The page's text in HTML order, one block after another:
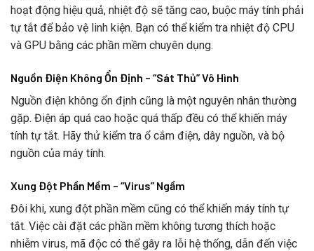
hoạt động hiệu quả, nhiệt độ sẽ tăng cao, buộc máy tính phải
tự tắt để bảo vệ linh kiện. Bạn có thể kiểm tra nhiệt độ CPU
và GPU bằng các phần mềm chuyên dụng.
Nguồn Điện Không Ổn Định – “Sát Thủ” Vô Hình
Nguồn điện không ổn định cũng là một nguyên nhân thường
gặp. Điện áp quá cao hoặc quá thấp đều có thể khiến máy
tính tự tắt. Hãy thử kiểm tra ổ cắm điện, dây nguồn, và bộ
nguồn của máy tính.
Xung Đột Phần Mềm – “Virus” Ngầm
Đôi khi, xung đột phần mềm cũng có thể khiến máy tính tự
tắt. Việc cài đặt các phần mềm không tương thích hoặc
nhiễm virus, mã độc có thể gây ra lỗi hệ thống, dẫn đến việc